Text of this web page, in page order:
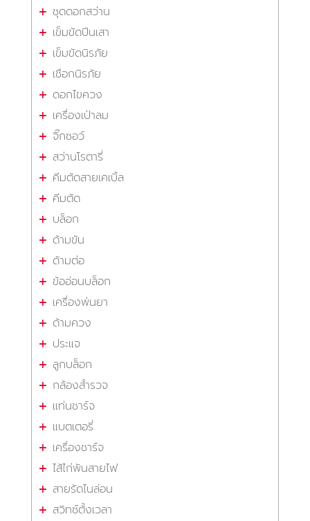
ชุดดอกสว่าน
เข็มขัดปีนเสา
เข็มขัดนิรภัย
เชือกนิรภัย
ดอกไขควง
เครื่องเป่าลม
จิ๊กซอว์
สว่านโรตารี่
คีมตัดสายเคเบิ้ล
คีมตัด
บล็อก
ด้ามขัน
ด้ามต่อ
ข้ออ่อนบล็อก
เครื่องพ่นยา
ด้ามควง
ประแจ
ลูกบล็อก
กล้องสำรวจ
แท่นชาร์จ
แบตเตอรี่
เครื่องชาร์จ
ไส้ไก่พันสายไฟ
สายรัดไนล่อน
สวิทซ์ตั้งเวลา